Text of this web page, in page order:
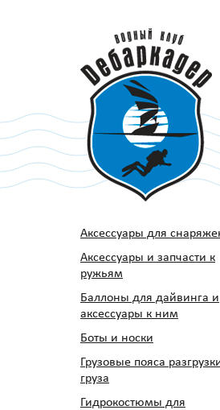
Аксессуары для
Аксессуары и запчасти к
ружьям
Баллоны для дайвинга и
аксессуары к ним
Боты и носки
Грузовые пояса
груза
Гидрокостюмы для